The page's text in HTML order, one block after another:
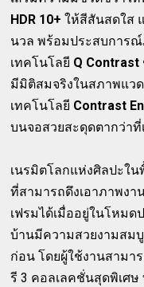
HDR 10+ ให้สีสันสดใส
นวล พร้อมประสบการ
เทคโนโลยี Q
มีมิติสมจริงในสภาพแว
เทคโนโลยี Contrast
บนจอสวยสะดุดตากว่าที่
เนรมิตโลกแห่งศิลปะใ
ที่สามารถดึงเอาภาพง
เฟรมได้เมื่ออยู่ในโหม
บ้านมีความสวยงามสม
ก่อน โดยผู้ใช้งานสามา
รี 3 คอลเลคชั่นสุดพิเศ